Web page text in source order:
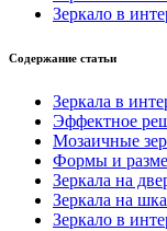
Зеркало в
Содержание статьи
Зеркала в
Эффектное
Мозаичные
Формы и
Зеркала на
Зеркала на
Зеркало в